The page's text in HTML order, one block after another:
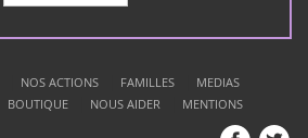
NOS ACTIONS FAMILLES MEDIAS
BOUTIQUE NOUS AIDER
MENTIONS